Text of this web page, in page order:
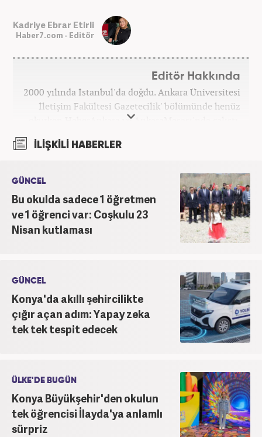
Kadriye Ebrar Etirli
Haber7.com - Editör
Editör Hakkında
2000 yılında İstanbul'da doğdu. Ankara Üniversitesi
İletişim Fakültesi Gazetecilik' bölümünde henüz
okurken HaberAnkara ve AnkaraMasası'nda çalıştı.
2022 yılındaki mezuniyetinin ardından Beyaz TV'de
'Haber Editörü' pozisyonunda görev aldı. 2024
Editörü kariyerine devam etmektedir.
İLİŞKİLİ HABERLER
GÜNCEL
Bu okulda sadece 1 öğretmen
ve 1 öğrenci var: Coşkulu 23
Nisan kutlaması
GÜNCEL
Konya'da akıllı şehircilikte
çığır açan adım: Yapay zeka
tek tek tespit edecek
ÜLKE'DE BUGÜN
Konya Büyükşehir'den okulun
tek öğrencisi İlayda'ya anlamlı
sürpriz